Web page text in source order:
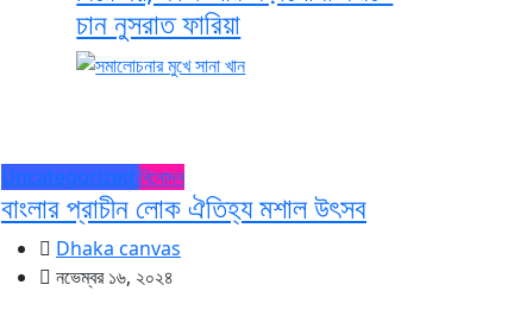
চান নুসরাত ফারিয়া
Uncategorized বিনোদন
বাংলার প্রাচীন লোক ঐতিহ্য মশাল উৎসব
Dhaka canvas
নভেম্বর ১৬, ২০২৪